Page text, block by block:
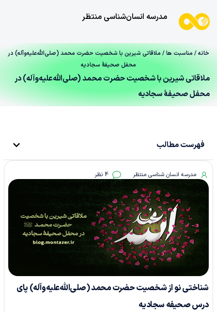
مدرسه انسان‌شناسی منتظر
خانه/ مناسبت ها/ ملاقاتی شیرین با شخصیت حضرت محمد (صلی‌الله‌علیه‌وآله) در
محفل صحیفۀ سجادیه
ملاقاتی شیرین با شخصیت حضرت محمد (صلی‌الله‌علیه‌وآله) در
محفل صحیفۀ سجادیه
فهرست مطالب
مدرسه انسان شناسی منتظر 4 نظر
شناختی نو از شخصیت حضرت محمد(صلی‌الله‌علیه‌وآله)پای
درس صحیفه سجادیه